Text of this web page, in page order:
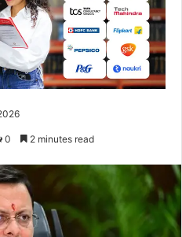
0 2 minutes read